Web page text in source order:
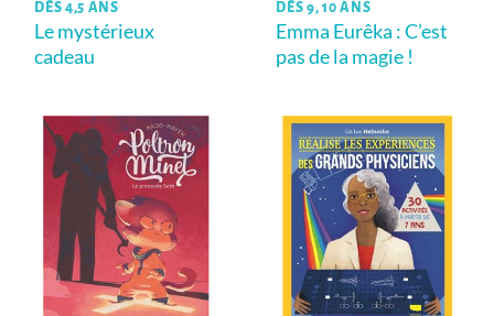
DÈS 4,5 ANS
Le mystérieux
cadeau
DÈS 9, 10 ANS
Emma Eurêka : C’est
pas de la magie !